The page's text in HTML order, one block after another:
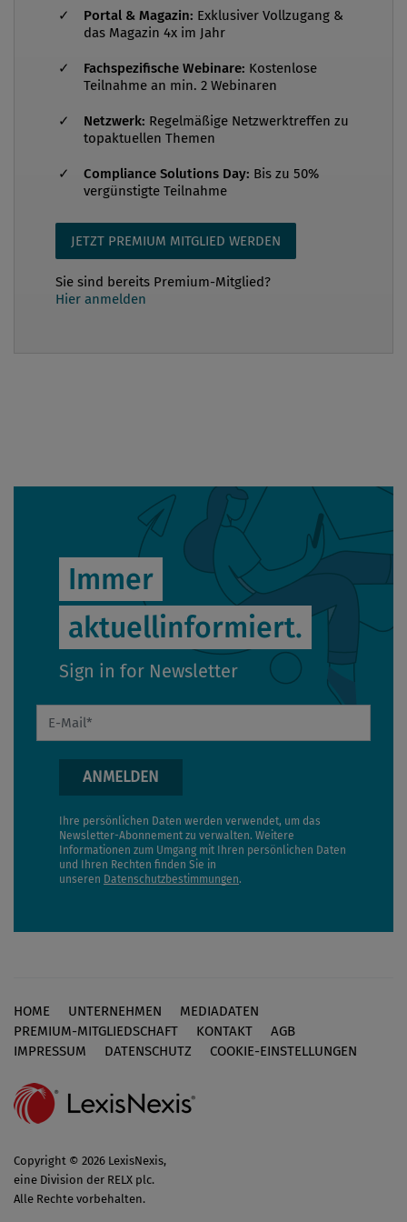
bestimmten Voraussetzungen unter die
Exportkontrolle (zB Genehmigungspflicht oder
Verbot) fallen könnte? Wenn Ihre Antwort hierzu
nein war, dann wird Ihnen dieser Artikel einen
spannenden Einblick in dieses Themenfeld bieten
können. Falls Ihre Antwort zu dieser Frage ja war,
dann gratulieren wir Ihnen und können Ihnen...
Portal & Magazin: Exklusiver Vollzugang &
das Magazin 4x im Jahr
Fachspezifische Webinare: Kostenlose
Teilnahme an min. 2 Webinaren
Netzwerk: Regelmäßige Netzwerktreffen zu
topaktuellen Themen
Compliance Solutions Day: Bis zu 50%
vergünstigte Teilnahme
JETZT PREMIUM MITGLIED WERDEN
Sie sind bereits Premium-Mitglied?
Hier anmelden
Immer
aktuellinformiert.
Sign in for Newsletter
E-Mail
Ihre persönlichen Daten werden verwendet, um das
Newsletter-Abonnement zu verwalten. Weitere
Informationen zum Umgang mit Ihren persönlichen Daten
und Ihren Rechten finden Sie in
unseren Datenschutzbestimmungen.
Footer
HOME UNTERNEHMEN
MEDIADATEN
PREMIUM-MITGLIEDSCHAFT
KONTAKT
AGB
IMPRESSUM
DATENSCHUTZ COOKIE-EINSTELLUNGEN
Copyright © 2026 LexisNexis,
eine Division der RELX plc.
Alle Rechte vorbehalten.